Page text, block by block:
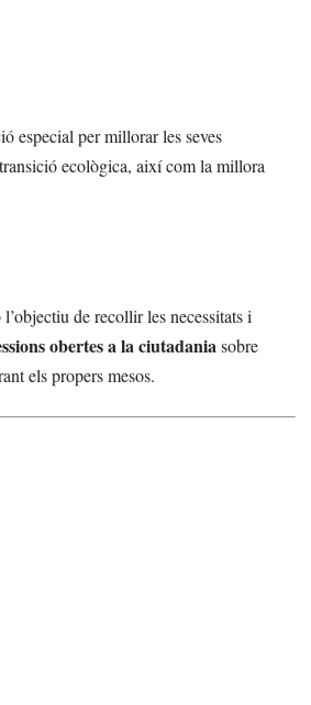
especial per millorar les seves
ecològica, així com la millora
de recollir les necessitats i
obertes a la ciutadaniasobre
els propers mesos.